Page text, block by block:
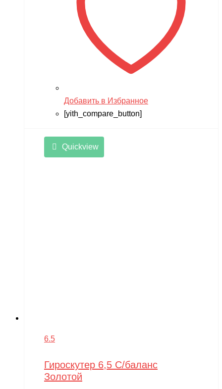
Добавить в Избранное
[yith_compare_button]
Quickview
6.5
Гироскутер 6,5 С/баланс
Золотой